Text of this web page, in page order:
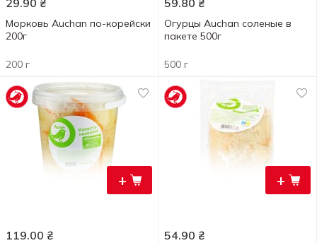
29.90 ₴
Морковь Auchan по-корейски
200г
200 г
59.80 ₴
Огурцы Auchan соленые в
пакете 500г
500 г
+
119.00 ₴
+
54.90 ₴